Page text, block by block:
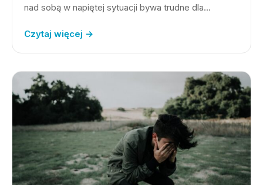
nad sobą w napiętej sytuacji bywa trudne dla…
Czytaj więcej →